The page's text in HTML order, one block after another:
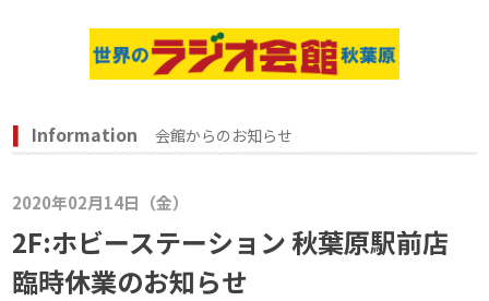
Information 会館からのお知らせ
2020年02月14日（金）
2F:ホビーステーション 秋葉原駅前店
臨時休業のお知らせ